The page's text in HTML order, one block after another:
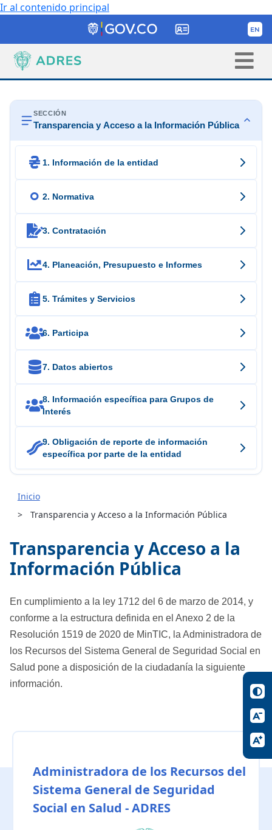
Ir al contenido principal
SECCIÓN
Transparencia y Acceso a la Información Pública
 1. Información de la entidad
 2. Normativa
3. Contratación
4. Planeación, Presupuesto e Informes
 5. Trámites y Servicios
6. Participa
7. Datos abiertos
8. Información específica para Grupos de
Interés
9. Obligación de reporte de información
específica por parte de la entidad
Inicio
Transparencia y Acceso a la Información Pública
Transparencia y Acceso a la
Información Pública
En cumplimiento a la ley 1712 del 6 de marzo de 2014, y
conforme a la estructura definida en el Anexo 2 de la
Resolución 1519 de 2020 de MinTIC, la Administradora de
los Recursos del Sistema General de Seguridad Social en
Salud pone a disposición de la ciudadanía la siguiente
información.
Administradora de los Recursos del
Sistema General de Seguridad
Social en Salud - ADRES